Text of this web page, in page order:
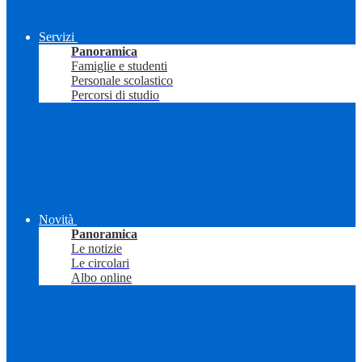
Servizi
Panoramica
Famiglie e studenti
Personale scolastico
Percorsi di studio
Novità
Panoramica
Le notizie
Le circolari
Albo online